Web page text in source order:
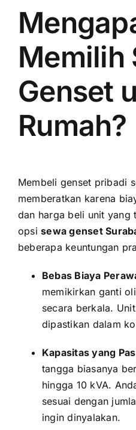
Memilih
Genset
Rumah?
Membeli genset pribadi
memberatkan karena
dan harga beli unit yang
opsisewa genset
beberapa keuntungan
Bebas Biaya
memikirkan ganti
secara berkala.
dipastikan dalam
Kapasitas yang
tangga biasanya
hingga 10 kVA.
sesuai dengan
ingin dinyalakan.